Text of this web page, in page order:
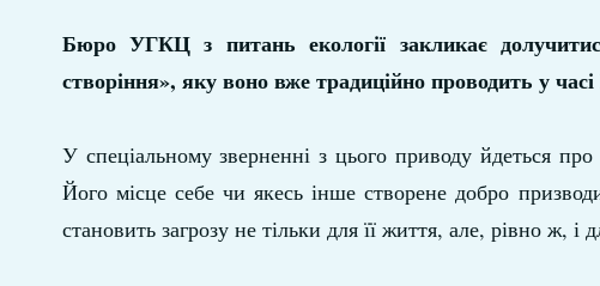
Бюро УГКЦ з питань екології закликає
створіння», яку воно вже традиційно проводить у
У спеціальному зверненні з цього приводу йдеться
Його місце себе чи якесь інше створене добро
становить загрозу не тільки для її життя, але, рівно ж, і